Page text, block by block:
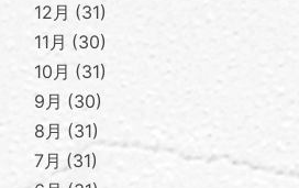
12月
31
11月
30
10月
31
9月
30
8月
31
7月
31